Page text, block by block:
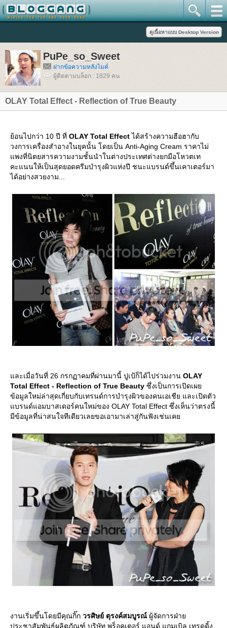
PuPe_so_Sweet
ฝากข้อความหลังไมค์
ผู้ติดตามบล็อก : 1829 คน
OLAY Total Effect - Reflection of True Beauty
้อนไปกว่า 10 ปี ที่ OLAY Total Effectได้สร้างความฮือฮากับ
วงการเครื่องสำอางในยุคนั้น โดยเป็น Anti-Aging Cream ราคาไม่
พงที่นิตยสารความงามชั้นนำในต่างประเทศต่างยกมือโหวตเท
คะแนนให้เป็นสุดยอดครีมบำรุงผิวแห่งปี ชนะแบรนด์ขึ้นเคาเตอร์มา
ได้อย่างสวยงาม...
ละเมื่อวันที่ 26 กรกฏาคมที่ผ่านมานี้ ปูเป้ก็ได้ไปร่วมงาน OLAY
Total Effect - Reflection of True Beauty ซึ่งเป็นการเปิดเผ
ข้อมูลใหม่ล่าสุดเกี่ยบกับเทรนด์การบำรุงผิวของคนเอเชีย และเปิดตัว
บรนด์แอมบาสเดอร์คนใหม่ของ OLAY Total Effect ซึ่งเห็นว่าตรงนี้
มีข้อมูลที่น่าสนใจทีเดียวเลยขอเอามาเล่าสู่กันฟังเช่นเค
งานเริ่มขึ้นโดยมีคุณกิ๊ก วรศิษย์ ตุรงค์สมบูรณ์ ผู้จัดการฝ่า
ประชาสัมพันธ์ผลิตภัณฑ์ บริษัท พร็อคเตอร์ แอนด์ แกมเบิล เทรดดิ้ง